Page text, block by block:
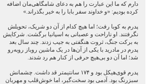
دارم که ما این عبارت را هم به دعای شامگاهی‌مان اضافه
کرده بودیم: «و خداوند سفر بابا را به خیر بگذراند.»
پدرم به کوبا رفت؛ اما هیچ کدام از آن دو شریک، تحویلش
نگرفتند. او ناراحت و عصبانی به اسپانیا برگشت. شرکایش
به برکت جنگ، ثروت هنگفتی به جیب زدند. چند سال بعد
پدرم در مادرید با یکی از آن‌ها در یک ماشین روباز روبه‌رو
شد؛ اما آن دو بی‌هیچ حرفی از کنار هم رد شدند.
پدرم قوی‌هیکل بود و ۱۷۴ سانتیمتر قد داشت. چشمانش
سبزرنگ بود. آدمی بود سخت‌گیر، اما خوش‌قلب و مهربان